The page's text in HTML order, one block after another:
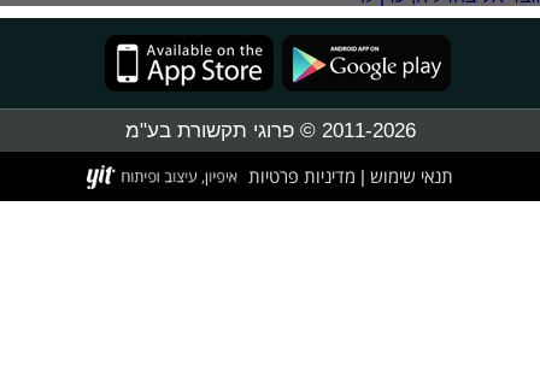
2011-2026 © פרוגי תקשורת בע"מ
תנאי שימוש מדיניות פרטיות